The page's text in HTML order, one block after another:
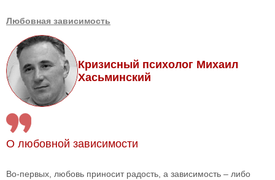
Любовная зависимость
Кризисный психолог Михаил
Хасьминский
О любовной зависимости
Во-первых, любовь приносит радость, а зависимость – либо